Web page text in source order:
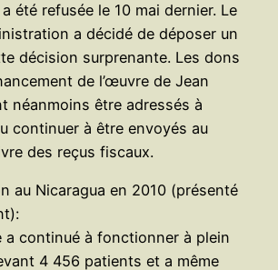
été refusée le 10 mai dernier. Le
a décidé de déposer un
décision surprenante. Les dons
de l’œuvre de Jean
néanmoins être adressés à
continuer à être envoyés au
des reçus fiscaux.
au Nicaragua en 2010 (présenté
a continué à fonctionner à plein
4 456 patients et a même